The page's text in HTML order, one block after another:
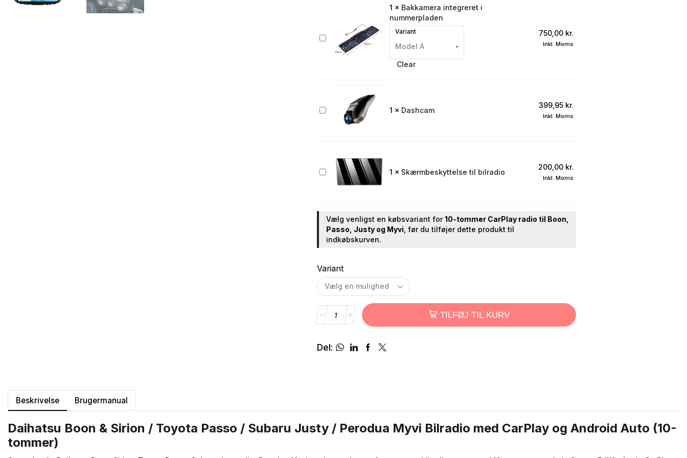
Bakkamera
integreret
1 × Bakkamera integreret i
nummerpladen
Variant
Clear
750,00 kr.
Inkl. Moms
Dashcam 1 × Dashcam
399,95 kr.
Inkl. Moms
Skærmbeskyttelse
1 × Skærmbeskyttelse til bilradio
200,00 kr.
Inkl. Moms
Vælg venligst en købsvariant for10-tommer CarPlay radio til Boon,
Passo, Justy og Myvi , før du tilføjer dette produkt til
indkøbskurven.
Variant
TILFØJ TIL KURV
Del:
Beskrivelse Brugermanual
Daihatsu Boon & Sirion / Toyota Passo / Subaru Justy / Perodua Myvi Bilradio med CarPlay og Android Auto (10-
tommer)